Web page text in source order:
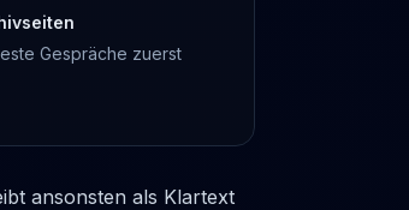
Gespräche zuerst
ansonsten als Klartext